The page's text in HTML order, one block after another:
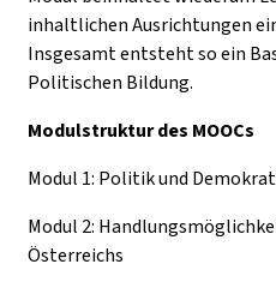
inhaltlichen Ausrichtungen
Insgesamt entsteht so ein
Politischen Bildung.
Modulstruktur des MOOCs
Modul 1: Politik und
Modul 2:
Österreichs